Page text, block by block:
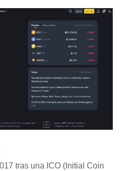
tras una ICO (Initial Coin